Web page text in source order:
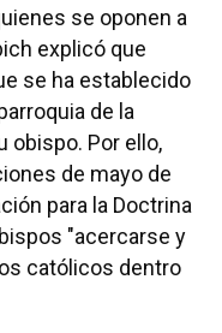
se oponen a
explicó que
se ha establecido
de la
obispo. Por ello,
de mayo de
para la Doctrina
"acercarse y
católicos dentro